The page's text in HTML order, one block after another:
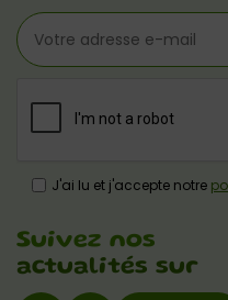
J'ai lu et j'accepte notre
Suivez nos
actualités sur